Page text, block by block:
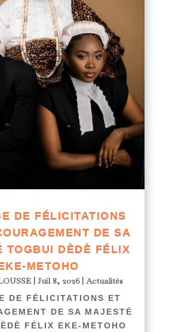
DE FÉLICITATIONS
DE SA
TOGBUI DÈDÈ FÉLIX
METOHO
| Juil 8, 2026|Actualités
DE FÉLICITATIONS ET
DE SA MAJESTÉ
FÉLIX EKE-METOHO